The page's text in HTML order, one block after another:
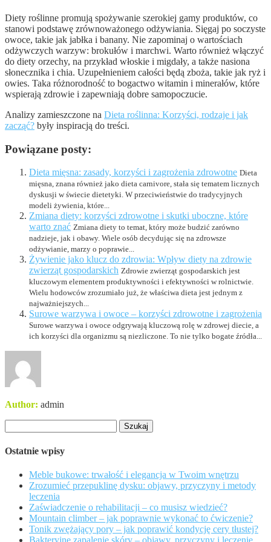
Diety roślinne promują spożywanie szerokiej gamy produktów, co
stanowi podstawę zrównoważonego odżywiania. Sięgaj po soczyste
owoce, takie jak jabłka i banany. Nie zapominaj o wartościach
odżywczych warzyw: brokułów i marchwi. Warto również włączyć
do diety orzechy, na przykład włoskie i migdały, a także nasiona
słonecznika i chia. Uzupełnieniem całości będą zboża, takie jak ryż i
owies. Taka różnorodność to bogactwo witamin i minerałów, które
wspierają zdrowie i zapewniają dobre samopoczucie.
Analizy zamieszczone na Dieta roślinna: Korzyści, rodzaje i jak
zacząć? były inspiracją do treści.
Powiązane posty:
Dieta mięsna: zasady, korzyści i zagrożenia zdrowotne Dieta
mięsna, znana również jako dieta carnivore, stała się tematem licznych
dyskusji w świecie dietetyki. W przeciwieństwie do tradycyjnych
modeli żywienia, które...
Zmiana diety: korzyści zdrowotne i skutki uboczne, które
warto znać Zmiana diety to temat, który może budzić zarówno
nadzieje, jak i obawy. Wiele osób decydując się na zdrowsze
odżywianie, marzy o poprawie...
Żywienie jako klucz do zdrowia: Wpływ diety na zdrowie
zwierząt gospodarskich Zdrowie zwierząt gospodarskich jest
kluczowym elementem produktywności i efektywności w rolnictwie.
Wielu hodowców zrozumiało już, że właściwa dieta jest jednym z
najważniejszych...
Surowe warzywa i owoce – korzyści zdrowotne i zagrożenia
Surowe warzywa i owoce odgrywają kluczową rolę w zdrowej diecie, a
ich korzyści dla organizmu są niezliczone. To nie tylko bogate źródła...
Author: admin
Ostatnie wpisy
Meble bukowe: trwałość i elegancja w Twoim wnętrzu
Zrozumieć przepuklinę dysku: objawy, przyczyny i metody
leczenia
Zaświadczenie o rehabilitacji – co musisz wiedzieć?
Mountain climber – jak poprawnie wykonać to ćwiczenie?
Tonik zwężający pory – jak poprawić kondycję cery tłustej?
Bakteryjne zapalenie skóry – objawy, przyczyny i leczenie